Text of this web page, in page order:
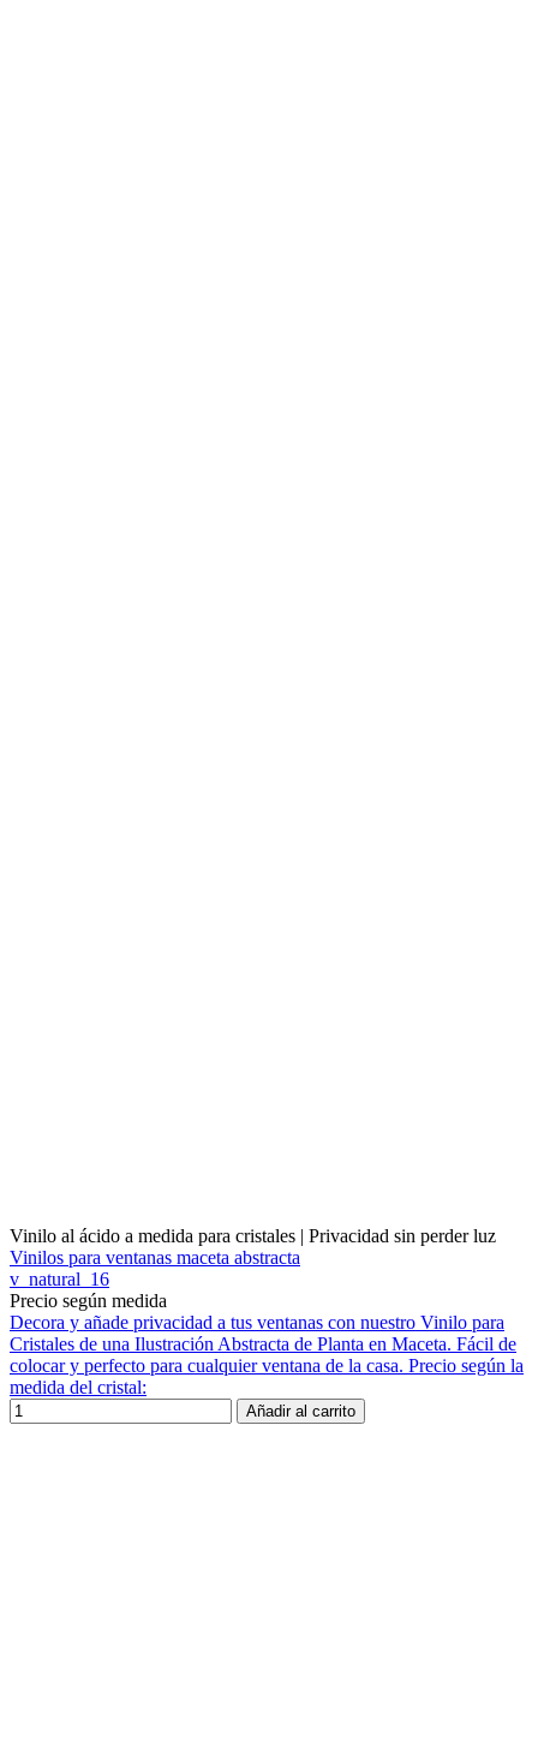
Vinilo al ácido a medida para cristales | Privacidad sin perder luz
Vinilos para ventanas maceta abstracta
v_natural_16
Precio según medida
Decora y añade privacidad a tus ventanas con nuestro Vinilo para
Cristales de una Ilustración Abstracta de Planta en Maceta. Fácil de
colocar y perfecto para cualquier ventana de la casa. Precio según la
medida del cristal:
Añadir al carrito